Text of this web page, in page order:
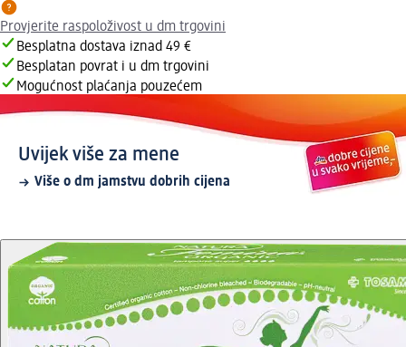
Provjerite raspoloživost u dm trgovini
Besplatna dostava iznad 49 €
Besplatan povrat i u dm trgovini
Mogućnost plaćanja pouzećem
Uvijek više za mene
Više o dm jamstvu dobrih cijena